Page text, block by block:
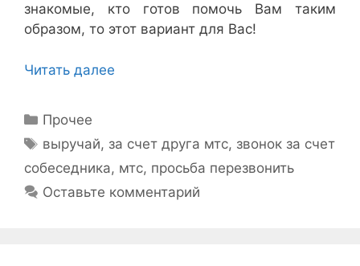
знакомые, кто готов помочь Вам таким
образом, то этот вариант для Вас!
Читать далее
Рубрики
Прочее
Метки
выручай, за счет друга мтс, звонок за счет
собеседника, мтс, просьба перезвонить
Оставьте комментарий